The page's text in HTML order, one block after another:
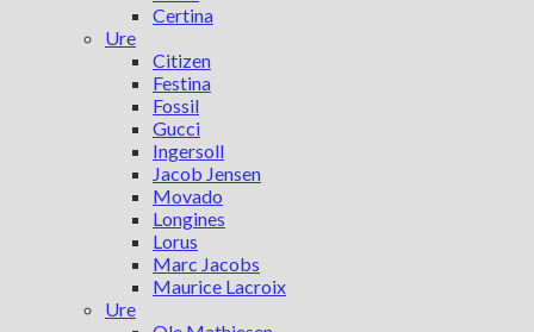
Certina
Ure
Citizen
Festina
Fossil
Gucci
Ingersoll
Jacob Jensen
Movado
Longines
Lorus
Marc Jacobs
Maurice Lacroix
Ure